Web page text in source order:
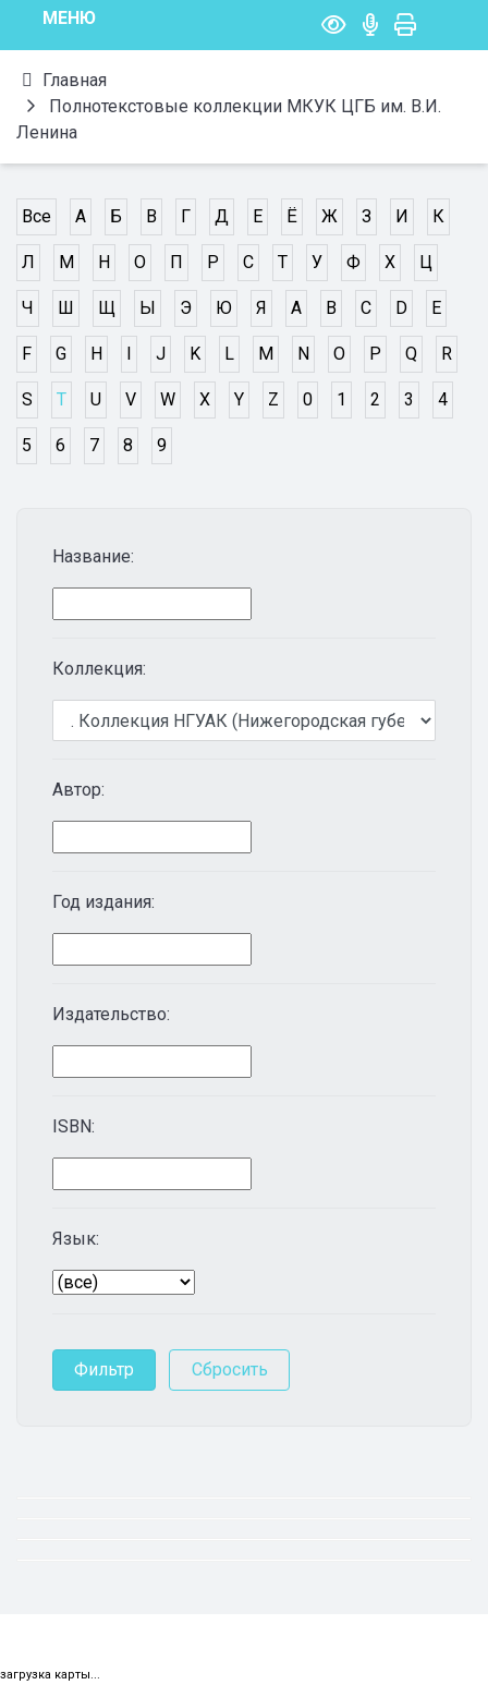
МЕНЮ
Главная
Полнотекстовые коллекции МКУК ЦГБ им. В.И.
Ленина
Название:
Коллекция:
Автор:
Год издания:
Издательство:
ISBN:
Язык:
Все А Б В Г Д Е Ё Ж З И К
Л М Н О П Р С Т У Ф Х Ц
Ч Ш Щ Ы Э Ю Я A B C D E
F G H I J K L M N O P Q R
S T U V W X Y Z 0 1 2 3 4
5 6 7 8 9
загрузка карты...